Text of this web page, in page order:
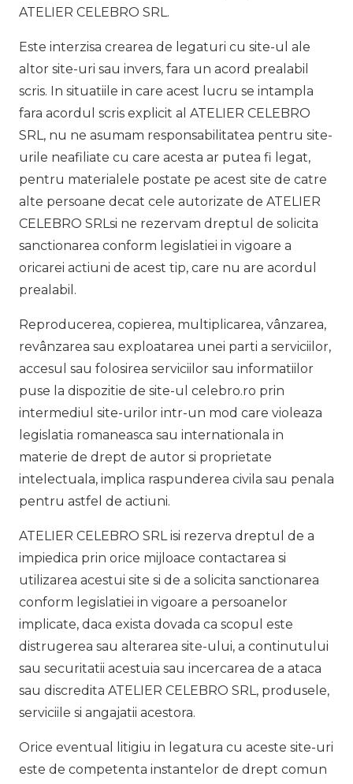
ATELIER CELEBRO SRL.
Este interzisa crearea de legaturi cu site-ul ale
altor site-uri sau invers, fara un acord prealabil
scris. In situatiile in care acest lucru se intampla
fara acordul scris explicit al ATELIER CELEBRO
SRL, nu ne asumam responsabilitatea pentru site-
urile neafiliate cu care acesta ar putea fi legat,
pentru materialele postate pe acest site de catre
alte persoane decat cele autorizate de ATELIER
CELEBRO SRLsi ne rezervam dreptul de solicita
sanctionarea conform legislatiei in vigoare a
oricarei actiuni de acest tip, care nu are acordul
prealabil.
Reproducerea, copierea, multiplicarea, vânzarea,
revânzarea sau exploatarea unei parti a serviciilor,
accesul sau folosirea serviciilor sau informatiilor
puse la dispozitie de site-ul celebro.ro prin
intermediul site-urilor intr-un mod care violeaza
legislatia romaneasca sau internationala in
materie de drept de autor si proprietate
intelectuala, implica raspunderea civila sau penala
pentru astfel de actiuni.
ATELIER CELEBRO SRL isi rezerva dreptul de a
impiedica prin orice mijloace contactarea si
utilizarea acestui site si de a solicita sanctionarea
conform legislatiei in vigoare a persoanelor
implicate, daca exista dovada ca scopul este
distrugerea sau alterarea site-ului, a continutului
sau securitatii acestuia sau incercarea de a ataca
sau discredita ATELIER CELEBRO SRL, produsele,
serviciile si angajatii acestora.
Orice eventual litigiu in legatura cu aceste site-uri
este de competenta instantelor de drept comun